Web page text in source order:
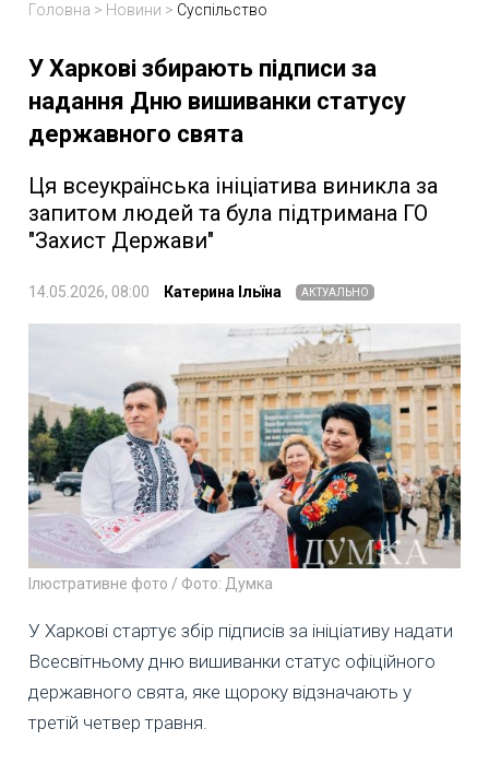
Головна > Новини > Суспільство
У Харкові збирають підписи за
надання Дню вишиванки статусу
державного свята
Ця всеукраїнська ініціатива виникла за
запитом людей та була підтримана ГО
"Захист Держави"
14.05.2026, 08:00 Катерина Ільїна АКТУАЛЬНО
Ілюстративне фото / Фото: Думка
У Харкові стартує збір підписів за ініціативу надати
Всесвітньому дню вишиванки статус офіційного
державного свята, яке щороку відзначають у
третій четвер травня.